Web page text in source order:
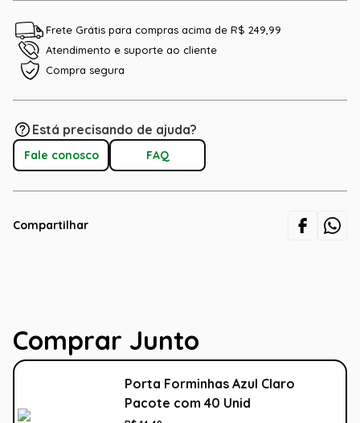
Frete Grátis para compras acima de R$ 249,99
Atendimento e suporte ao cliente
Compra segura
Está precisando de ajuda?
Fale conosco FAQ
Compartilhar
Comprar Junto
Porta Forminhas Azul Claro
Pacote com 40 Unid